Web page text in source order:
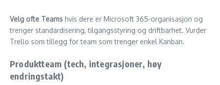
Velg ofte Teams hvis dere er Microsoft 365-organisasjon og
trenger standardisering, tilgangsstyring og driftbarhet. Vurder
Trello som tillegg for team som trenger enkel Kanban.
Produktteam (tech, integrasjoner, høy
endringstakt)